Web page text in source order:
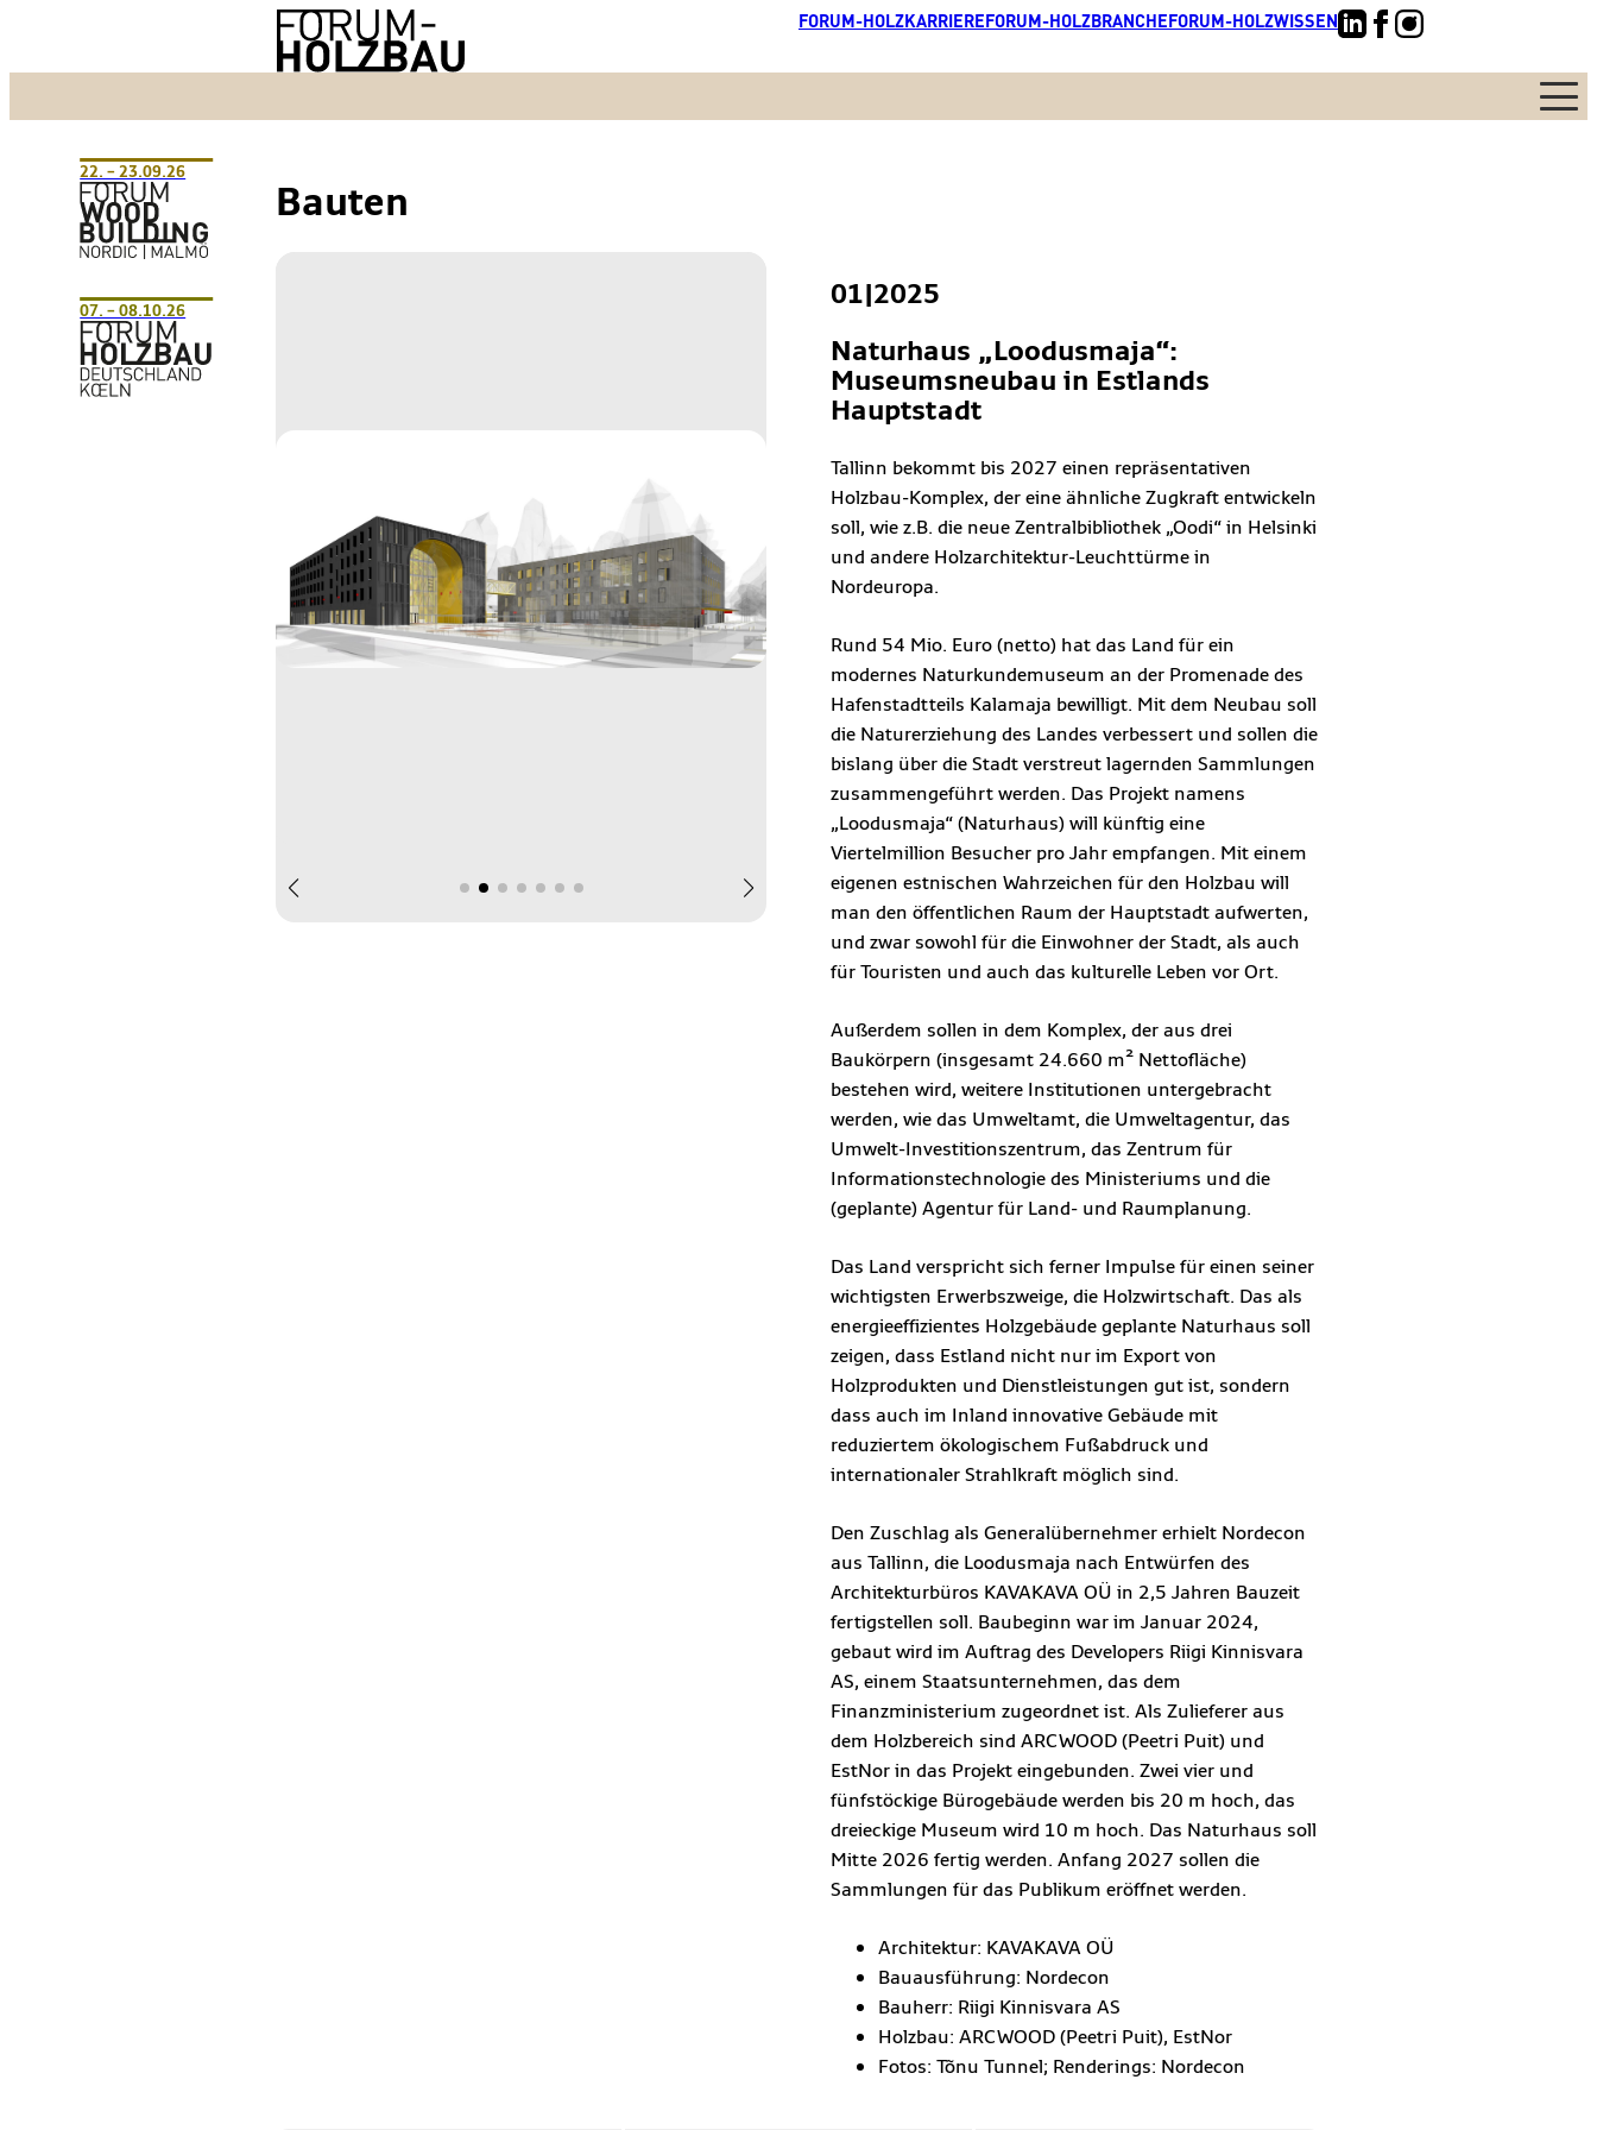
FORUM-HOLZKARRIEREFORUM-HOLZBRANCHEFORUM-HOLZWISSEN
Menü
22. – 23.09.26
07. – 08.10.26
Bauten
01|2025
Naturhaus „Loodusmaja“:
Museumsneubau in Estlands
Hauptstadt
Tallinn bekommt bis 2027 einen repräsentativen
Holzbau-Komplex, der eine ähnliche Zugkraft entwickeln
soll, wie z.B. die neue Zentralbibliothek „Oodi“ in Helsinki
und andere Holzarchitektur-Leuchttürme in
Nordeuropa.
Rund 54 Mio. Euro (netto) hat das Land für ein
modernes Naturkundemuseum an der Promenade des
Hafenstadtteils Kalamaja bewilligt. Mit dem Neubau soll
die Naturerziehung des Landes verbessert und sollen die
bislang über die Stadt verstreut lagernden Sammlungen
zusammengeführt werden. Das Projekt namens
„Loodusmaja“ (Naturhaus) will künftig eine
Viertelmillion Besucher pro Jahr empfangen. Mit einem
eigenen estnischen Wahrzeichen für den Holzbau will
man den öffentlichen Raum der Hauptstadt aufwerten,
und zwar sowohl für die Einwohner der Stadt, als auch
für Touristen und auch das kulturelle Leben vor Ort.
Außerdem sollen in dem Komplex, der aus drei
Baukörpern (insgesamt 24.660 m² Nettofläche)
bestehen wird, weitere Institutionen untergebracht
werden, wie das Umweltamt, die Umweltagentur, das
Umwelt-Investitionszentrum, das Zentrum für
Informationstechnologie des Ministeriums und die
(geplante) Agentur für Land- und Raumplanung.
Das Land verspricht sich ferner Impulse für einen seiner
wichtigsten Erwerbszweige, die Holzwirtschaft. Das als
energieeffizientes Holzgebäude geplante Naturhaus soll
zeigen, dass Estland nicht nur im Export von
Holzprodukten und Dienstleistungen gut ist, sondern
dass auch im Inland innovative Gebäude mit
reduziertem ökologischem Fußabdruck und
internationaler Strahlkraft möglich sind.
Den Zuschlag als Generalübernehmer erhielt Nordecon
aus Tallinn, die Loodusmaja nach Entwürfen des
Architekturbüros KAVAKAVA OÜ in 2,5 Jahren Bauzeit
fertigstellen soll. Baubeginn war im Januar 2024,
gebaut wird im Auftrag des Developers Riigi Kinnisvara
AS, einem Staatsunternehmen, das dem
Finanzministerium zugeordnet ist. Als Zulieferer aus
dem Holzbereich sind ARCWOOD (Peetri Puit) und
EstNor in das Projekt eingebunden. Zwei vier und
fünfstöckige Bürogebäude werden bis 20 m hoch, das
dreieckige Museum wird 10 m hoch. Das Naturhaus soll
Mitte 2026 fertig werden. Anfang 2027 sollen die
Sammlungen für das Publikum eröffnet werden.
Architektur: KAVAKAVA OÜ
Bauausführung: Nordecon
Bauherr: Riigi Kinnisvara AS
Holzbau: ARCWOOD (Peetri Puit), EstNor
Fotos: Tõnu Tunnel; Renderings: Nordecon